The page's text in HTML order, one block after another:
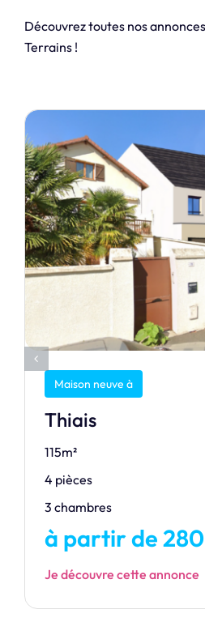
Découvrez toutes nos
Terrains !
Maison neuve à
Thiais
115m²
4 pièces
3 chambres
à partir de
Je découvre cette annonce